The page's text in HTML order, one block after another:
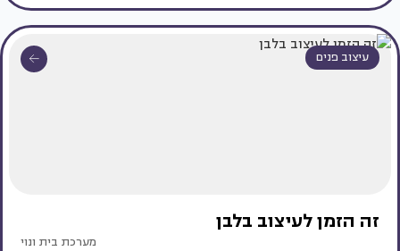
עיצוב פנים
זה הזמן לעיצוב בלבן
מערכת בית ונוי